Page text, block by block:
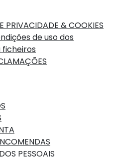
PRIVACIDADE & COOKIES
de uso dos
PESSOAIS